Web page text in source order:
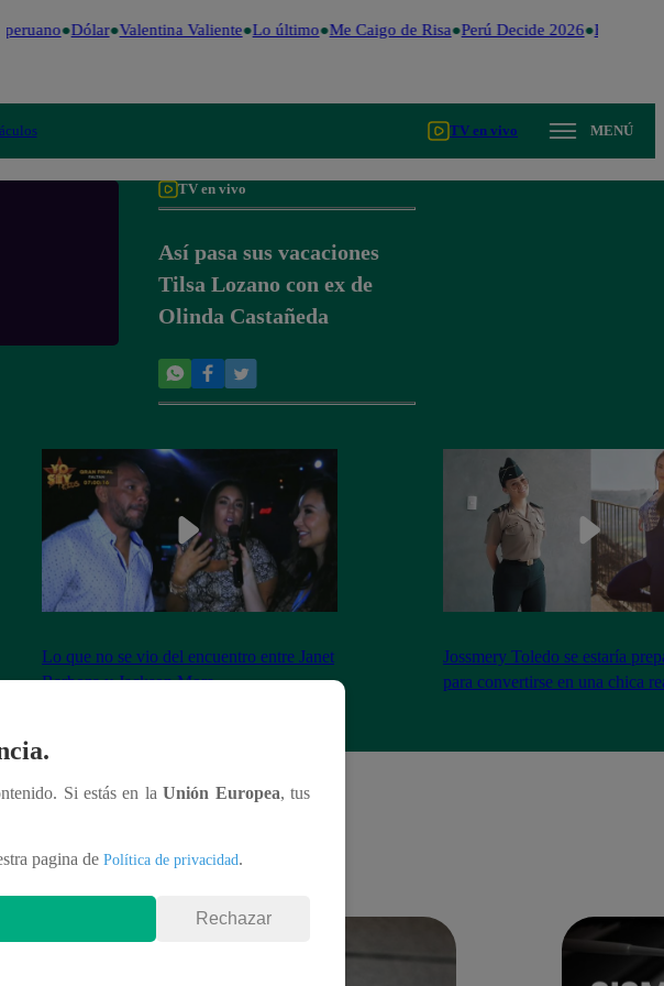
Dólar Valentina Valiente Lo último Me Caigo de Risa Perú Decide 2026 Fútbol
TV en vivo MENÚ
TV en vivo
Así pasa sus vacaciones
Tilsa Lozano con ex de
Olinda Castañeda
Lo que no se vio del encuentro entre Janet
Barboza y Jackson Mora
Jossmery Toledo se estaría
para convertirse en una chica
Si estás en laUnión Europea, tus
pagina de Política de privacidad.
Rechazar